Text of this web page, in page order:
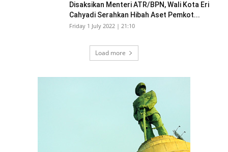
Disaksikan Menteri ATR/BPN, Wali Kota Eri
Cahyadi Serahkan Hibah Aset Pemkot...
Friday 1 July 2022 | 21:10
Load more